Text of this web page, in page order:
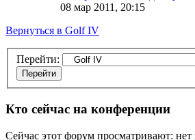
08 мар 2011, 20:15
Вернуться в Golf IV
Перейти:
Кто сейчас на конференции
Сейчас этот форум просматривают: нет